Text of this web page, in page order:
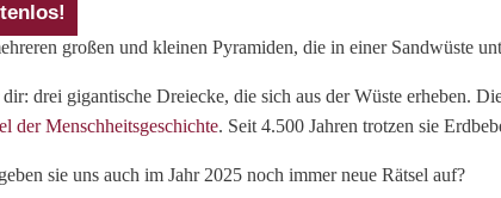
drei gigantische Dreiecke, die sich aus der Wüste erheben.
der Menschheitsgeschichte. Seit 4.500 Jahren trotzen sie
sie uns auch im Jahr 2025 noch immer neue Rätsel auf?